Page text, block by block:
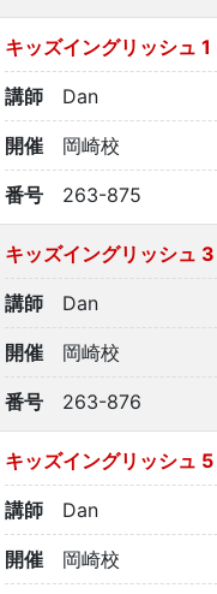
キッズイングリッシュ
講師 Dan
開催 岡崎校
番号 263-875
キッズイングリッシュ
講師 Dan
開催 岡崎校
番号 263-876
キッズイングリッシュ
講師 Dan
開催 岡崎校